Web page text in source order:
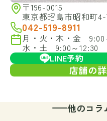
〒196-0015
東京都昭島市昭和町
042-519-8911
月・火・木・金 9:00
水・土 9:00～12:30
LINE予約
店舗の
他のコラ